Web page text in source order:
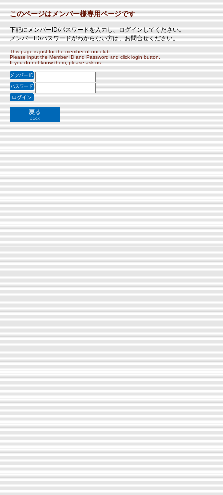
このページはメンバー様専用ページです
下記にメンバーID/パスワードを入力し、ログインしてください。
メンバーID/パスワードがわからない方は、お問合せください。
This page is just for the member of our club.
Please input the Member ID and Password and click login button.
If you do not know them, please ask us.